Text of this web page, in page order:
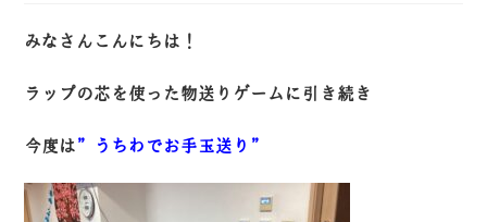
みなさんこんにちは！
ラップの芯を使った物送りゲームに引き続き
今度は”うちわでお手玉送り”